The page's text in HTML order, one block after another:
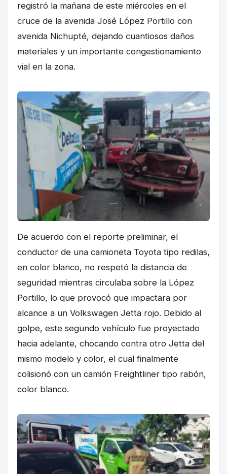
registró la mañana de este miércoles en el
cruce de la avenida José López Portillo con
avenida Nichupté, dejando cuantiosos daños
materiales y un importante congestionamiento
vial en la zona.
De acuerdo con el reporte preliminar, el
conductor de una camioneta Toyota tipo redilas,
en color blanco, no respetó la distancia de
seguridad mientras circulaba sobre la López
Portillo, lo que provocó que impactara por
alcance a un Volkswagen Jetta rojo. Debido al
golpe, este segundo vehículo fue proyectado
hacia adelante, chocando contra otro Jetta del
mismo modelo y color, el cual finalmente
colisionó con un camión Freightliner tipo rabón,
color blanco.